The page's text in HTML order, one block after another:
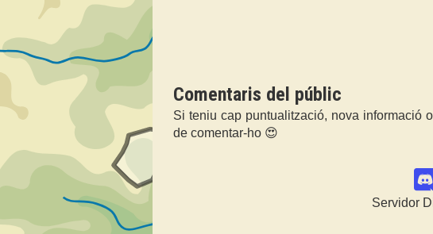
Comentaris del públic
Si teniu cap puntualització, nova informació
de comentar-ho 😍
Servidor